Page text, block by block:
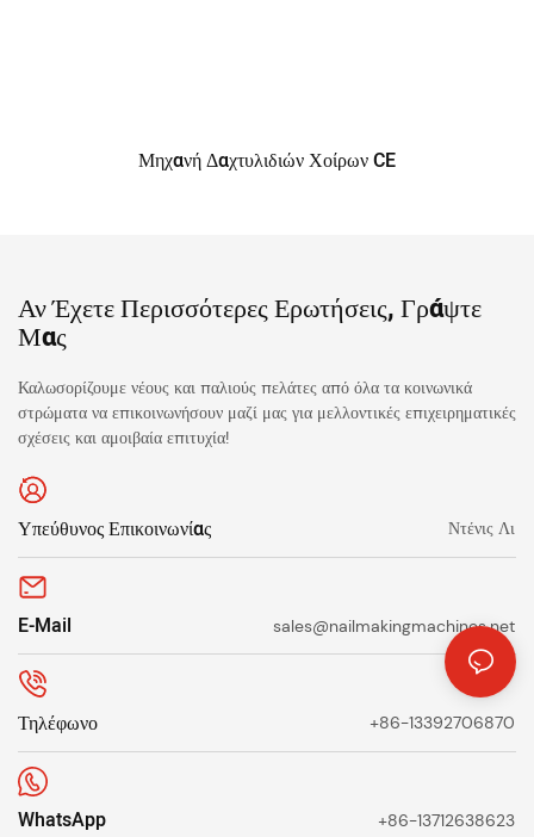
Μηχανή Δαχτυλιδιών Χοίρων CE
Αν Έχετε Περισσότερες Ερωτήσεις, Γράψτε
Μας
Καλωσορίζουμε νέους και παλιούς πελάτες από όλα τα κοινωνικά
στρώματα να επικοινωνήσουν μαζί μας για μελλοντικές επιχειρηματικές
σχέσεις και αμοιβαία επιτυχία!
Υπεύθυνος Επικοινωνίας Ντένις Λι
E-Mail sales@nailmakingmachines.net
Τηλέφωνο +86-13392706870
WhatsApp +86-13712638623